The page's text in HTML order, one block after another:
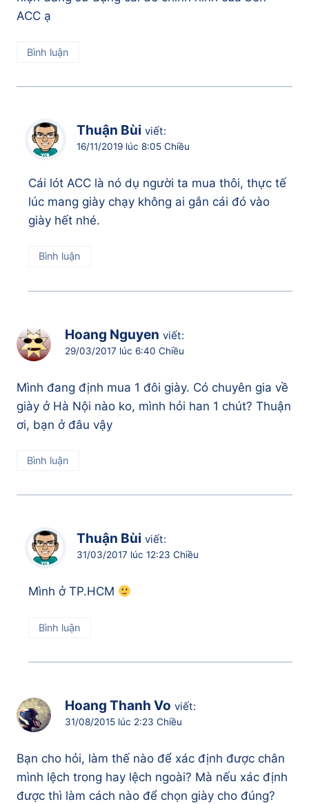
ACC ạ
Bình luận
Thuận Bùi viết:
16/11/2019 lúc 8:05 Chiều
Cái lót ACC là nó dụ người ta mua thôi, thực tế
lúc mang giày chạy không ai gắn cái đó vào
giày hết nhé.
Bình luận
Hoang Nguyen viết:
29/03/2017 lúc 6:40 Chiều
Mình đang định mua 1 đôi giày. Có chuyên gia về
giày ở Hà Nội nào ko, mình hỏi han 1 chút? Thuận
ơi, bạn ở đâu vậy
Bình luận
Thuận Bùi viết:
31/03/2017 lúc 12:23 Chiều
Mình ở TP.HCM
Bình luận
Hoang Thanh Vo viết:
31/08/2015 lúc 2:23 Chiều
Bạn cho hỏi, làm thế nào để xác định được chân
mình lệch trong hay lệch ngoài? Mà nếu xác định
được thì làm cách nào để chọn giày cho đúng?